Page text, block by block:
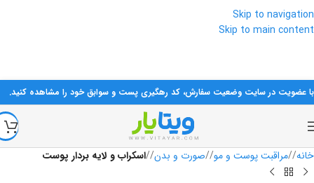
Skip to navigation
Skip to main content
با عضویت در سایت وضعیت سفارش، کد رهگیری پست و سوابق خود را مشاهده کنید.
خانه/ مراقبت پوست و مو/ صورت و بدن/ اسکراب و لایه بردار پوست